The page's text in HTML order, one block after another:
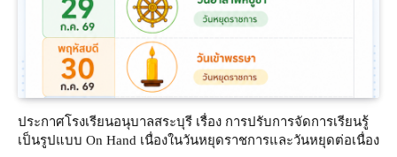
ประกาศโรงเรียนอนุบาลสระบุรี เรื่อง การปรับการจัดการเรียนรู้
เป็นรูปแบบ On Hand เนื่องในวันหยุดราชการและวันหยุดต่อเนื่อง